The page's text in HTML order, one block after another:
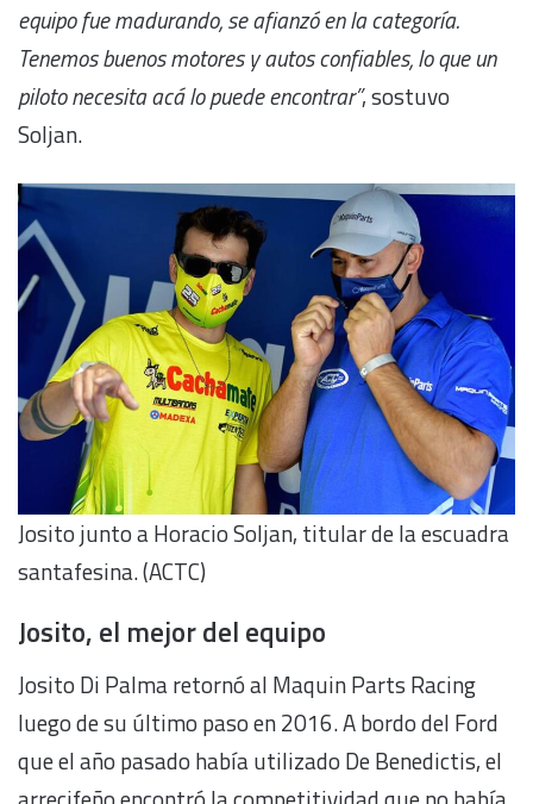
equipo fue madurando, se afianzó en la categoría.
Tenemos buenos motores y autos confiables, lo que un
piloto necesita acá lo puede encontrar”, sostuvo
Soljan.
Josito junto a Horacio Soljan, titular de la escuadra
santafesina. (ACTC)
Josito, el mejor del equipo
Josito Di Palma retornó al Maquin Parts Racing
luego de su último paso en 2016. A bordo del Ford
que el año pasado había utilizado De Benedictis, el